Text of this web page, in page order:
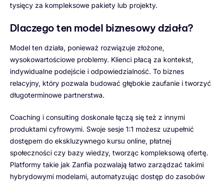
tysięcy za kompleksowe pakiety lub projekty.
Dlaczego ten model biznesowy działa?
Model ten działa, ponieważ rozwiązuje złożone,
wysokowartościowe problemy. Klienci płacą za kontekst,
indywidualne podejście i odpowiedzialność. To biznes
relacyjny, który pozwala budować głębokie zaufanie i tworzyć
długoterminowe partnerstwa.
Coaching i consulting doskonale łączą się też z innymi
produktami cyfrowymi. Swoje sesje 1:1 możesz uzupełnić
dostępem do ekskluzywnego kursu online, płatnej
społeczności czy bazy wiedzy, tworząc kompleksową ofertę.
Platformy takie jak Zanfia pozwalają łatwo zarządzać takimi
hybrydowymi modelami, automatyzując dostęp do zasobów